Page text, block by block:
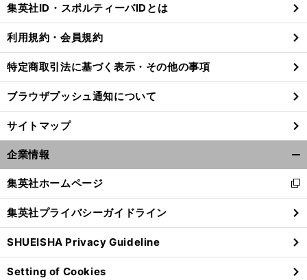
る
集英社ID・スポルティーバIDとは
利用規約・会員規約
特定商取引法に基づく表示・その他の事項
ブラウザプッシュ通知について
サイトマップ
企業情報
閉
る
集英社ホームページ
新
し
い
ウ
ィ
ン
ド
集英社プライバシーガイドライン
SHUEISHA Privacy Guideline
Setting of Cookies